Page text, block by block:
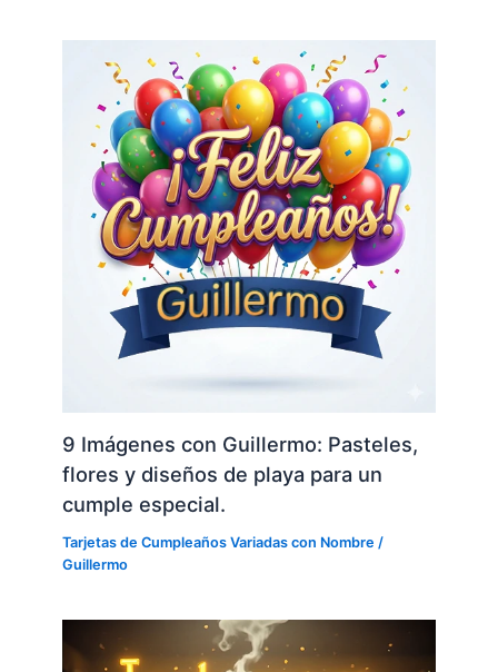
9 Imágenes con Guillermo: Pasteles,
flores y diseños de playa para un
cumple especial.
Tarjetas de Cumpleaños Variadas con Nombre /
Guillermo